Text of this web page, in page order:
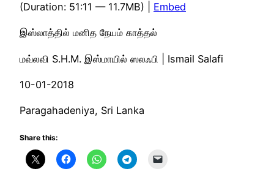
(Duration: 51:11 — 11.7MB) | Embed
இஸ்லாத்தில் மனித நேயம் காத்தல்
மவ்லவி S.H.M. இஸ்மாயில் ஸலஃபி | Ismail Salafi
10-01-2018
Paragahadeniya, Sri Lanka
Share this: